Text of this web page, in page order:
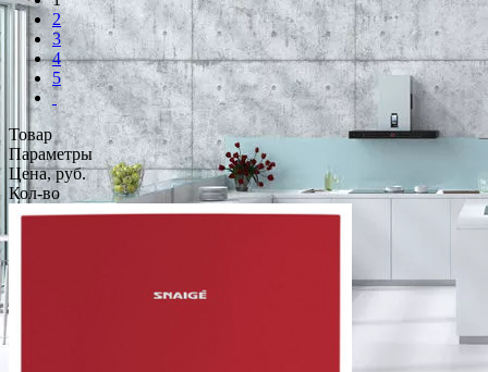
2
3
4
5
Товар
Параметры
Цена, руб.
Кол-во